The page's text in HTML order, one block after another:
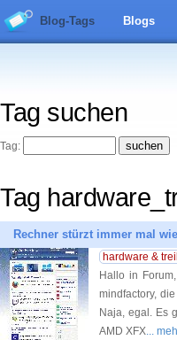
Blog-Tags Blogs
Tag suchen
Tag:
Tag
Rechner stürzt immer mal
hardware &
Hallo in
mindfactory,
Naja, egal. Es
AMD XFX...